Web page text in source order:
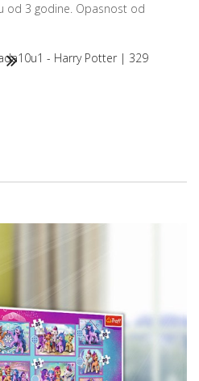
od 3 godine. Opasnost od
10u1 - Harry Potter | 329